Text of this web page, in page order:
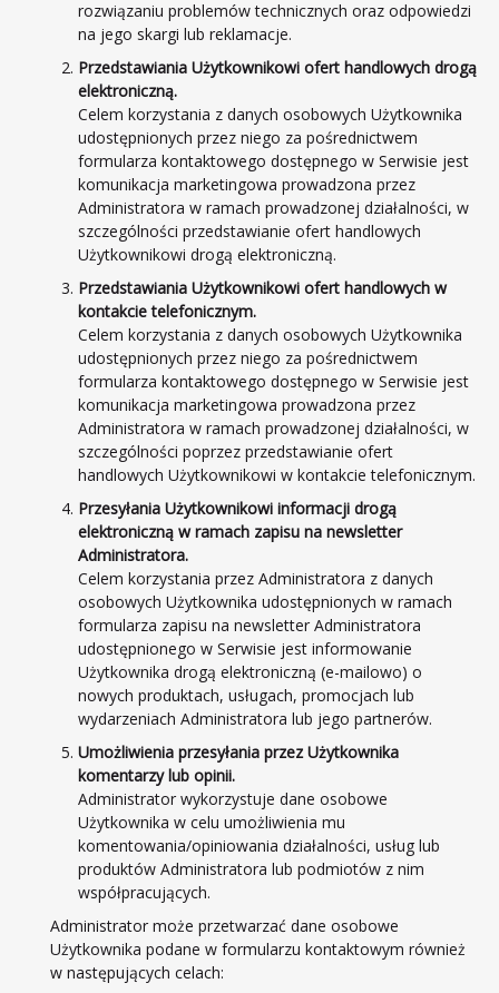
rozwiązaniu problemów technicznych oraz odpowiedzi
na jego skargi lub reklamacje.
Przedstawiania Użytkownikowi ofert handlowych drogą
elektroniczną.
Celem korzystania z danych osobowych Użytkownika
udostępnionych przez niego za pośrednictwem
formularza kontaktowego dostępnego w Serwisie jest
komunikacja marketingowa prowadzona przez
Administratora w ramach prowadzonej działalności, w
szczególności przedstawianie ofert handlowych
Użytkownikowi drogą elektroniczną.
Przedstawiania Użytkownikowi ofert handlowych w
kontakcie telefonicznym.
Celem korzystania z danych osobowych Użytkownika
udostępnionych przez niego za pośrednictwem
formularza kontaktowego dostępnego w Serwisie jest
komunikacja marketingowa prowadzona przez
Administratora w ramach prowadzonej działalności, w
szczególności poprzez przedstawianie ofert
handlowych Użytkownikowi w kontakcie telefonicznym.
Przesyłania Użytkownikowi informacji drogą
elektroniczną w ramach zapisu na newsletter
Administratora.
Celem korzystania przez Administratora z danych
osobowych Użytkownika udostępnionych w ramach
formularza zapisu na newsletter Administratora
udostępnionego w Serwisie jest informowanie
Użytkownika drogą elektroniczną (e-mailowo) o
nowych produktach, usługach, promocjach lub
wydarzeniach Administratora lub jego partnerów.
Umożliwienia przesyłania przez Użytkownika
komentarzy lub opinii.
Administrator wykorzystuje dane osobowe
Użytkownika w celu umożliwienia mu
komentowania/opiniowania działalności, usług lub
produktów Administratora lub podmiotów z nim
współpracujących.
Administrator może przetwarzać dane osobowe
Użytkownika podane w formularzu kontaktowym również
w następujących celach: